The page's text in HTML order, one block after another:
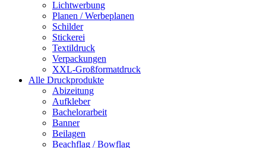
Lichtwerbung
Planen / Werbeplanen
Schilder
Stickerei
Textildruck
Verpackungen
XXL-Großformatdruck
Alle Druckprodukte
Abizeitung
Aufkleber
Bachelorarbeit
Banner
Beilagen
Beachflag / Bowflag